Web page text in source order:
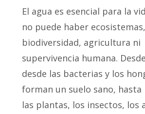
El agua es esencial para la
no puede haber ecosistemas,
biodiversidad, agricultura ni
supervivencia humana.
desde las bacterias y los
forman un suelo sano, hasta
las plantas, los insectos, los